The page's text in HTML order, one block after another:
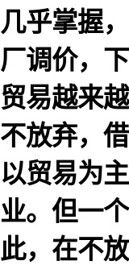
几乎掌握
厂调价，
贸易越来
不放弃，
以贸易为
业。但一
此，在不